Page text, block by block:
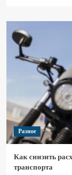
Разное
Как снизить
транспорта